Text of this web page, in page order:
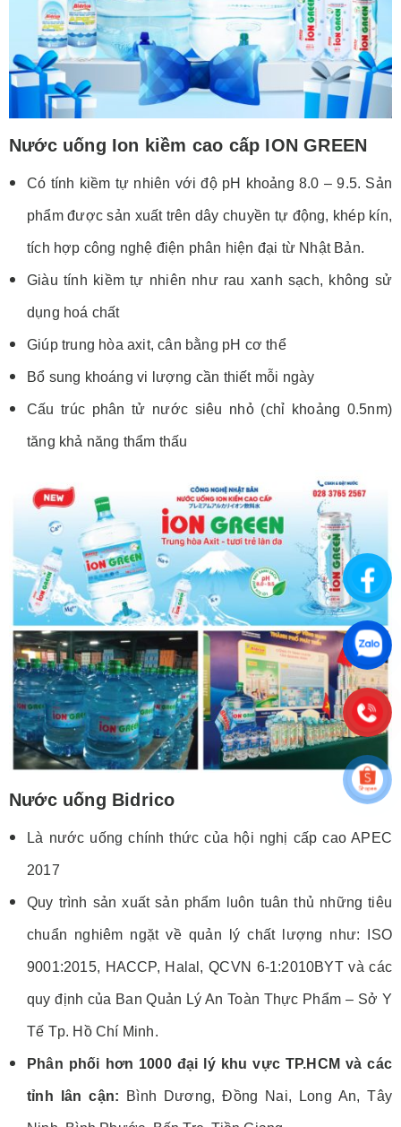
Nước uống Ion kiềm cao cấp ION GREEN
Có tính kiềm tự nhiên với độ pH khoảng 8.0 – 9.5. Sản
phẩm được sản xuất trên dây chuyền tự động, khép kín,
tích hợp công nghệ điện phân hiện đại từ Nhật Bản.
Giàu tính kiềm tự nhiên như rau xanh sạch, không sử
dụng hoá chất
Giúp trung hòa axit, cân bằng pH cơ thể
Bổ sung khoáng vi lượng cần thiết mỗi ngày
Cấu trúc phân tử nước siêu nhỏ (chỉ khoảng 0.5nm)
tăng khả năng thẩm thấu
Nước uống Bidrico
Là nước uống chính thức của hội nghị cấp cao APEC
2017
Quy trình sản xuất sản phẩm luôn tuân thủ những tiêu
chuẩn nghiêm ngặt về quản lý chất lượng như: ISO
9001:2015, HACCP, Halal, QCVN 6-1:2010BYT và các
quy định của Ban Quản Lý An Toàn Thực Phẩm – Sở Y
Tế Tp. Hồ Chí Minh.
Phân phối hơn 1000 đại lý khu vực TP.HCM và các
tỉnh lân cận: Bình Dương, Đồng Nai, Long An, Tây